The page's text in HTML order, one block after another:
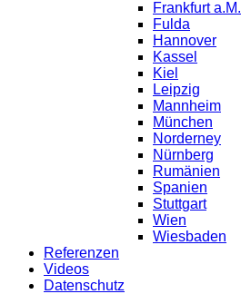
Frankfurt a.M.
Fulda
Hannover
Kassel
Kiel
Leipzig
Mannheim
München
Norderney
Nürnberg
Rumänien
Spanien
Stuttgart
Wien
Wiesbaden
Referenzen
Videos
Datenschutz